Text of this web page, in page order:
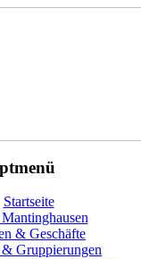
Startseite
& Geschäfte
& Gruppierungen